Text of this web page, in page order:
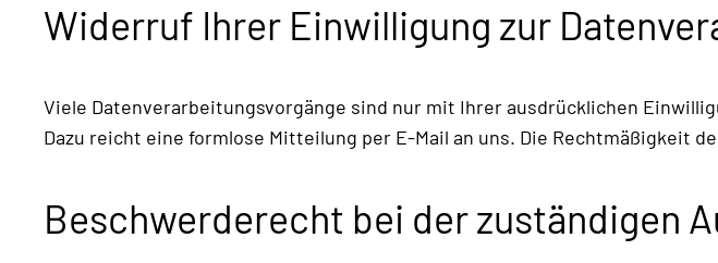
Widerruf Ihrer Einwilligung zur
Viele Datenverarbeitungsvorgänge sind nur mit Ihrer ausdrücklichen
Dazu reicht eine formlose Mitteilung per E-Mail an uns. Die
Beschwerderecht bei der zuständigen